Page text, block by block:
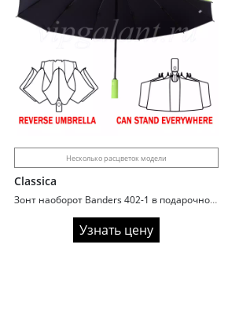
Несколько расцветок модели
Classica
Зонт наоборот Banders 402-1 в подарочной упаковке
Узнать цену